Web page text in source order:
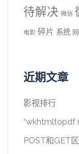
待解决 微信
电影 碎片 系统
近期文章
影视排行
“wkhtmltopdf
POST和GET区